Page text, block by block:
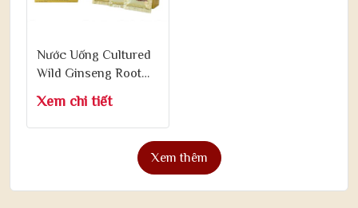
Nước Uống Cultured
Wild Ginseng Root
Silkworm Cordyceps
Extract 70ml x 30
Gói
Xem chi tiết
Xem thêm